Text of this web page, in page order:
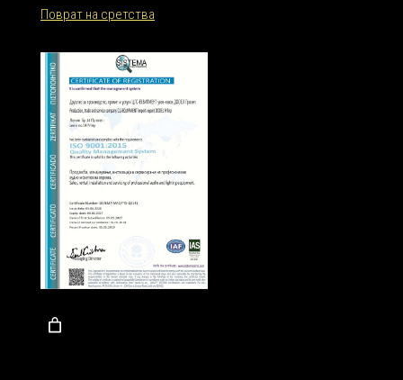
Поврат на сретства